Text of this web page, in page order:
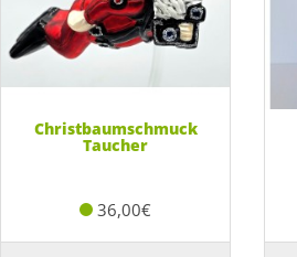
Christbaumschmuck
Taucher
36,00€